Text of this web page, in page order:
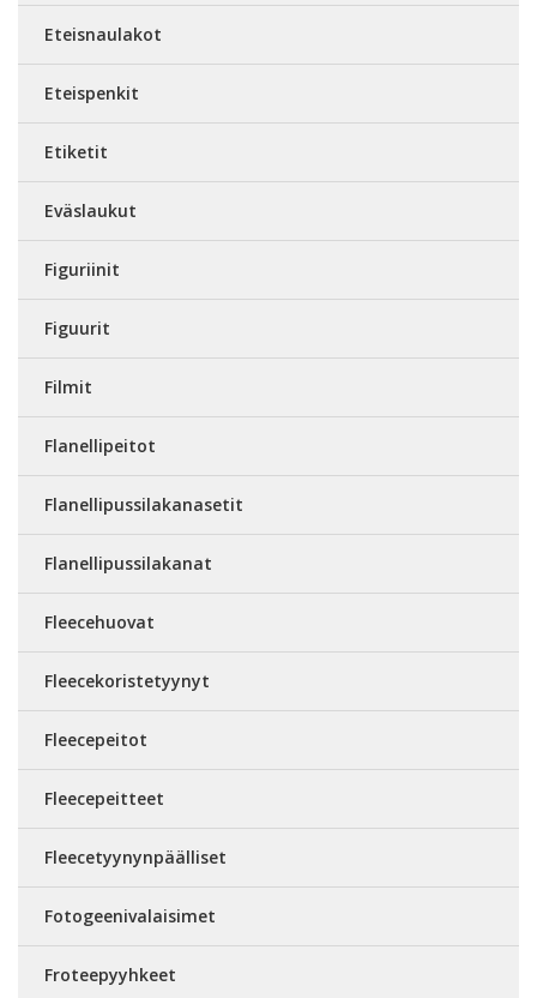
Eteisnaulakot
Eteispenkit
Etiketit
Eväslaukut
Figuriinit
Figuurit
Filmit
Flanellipeitot
Flanellipussilakanasetit
Flanellipussilakanat
Fleecehuovat
Fleecekoristetyynyt
Fleecepeitot
Fleecepeitteet
Fleecetyynynpäälliset
Fotogeenivalaisimet
Froteepyyhkeet